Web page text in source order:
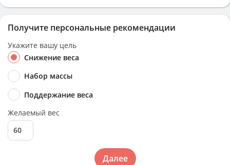
Получите персональные рекомендации
Укажите вашу цель
Снижение веса
Набор массы
Поддержание веса
Желаемый вес
Далее